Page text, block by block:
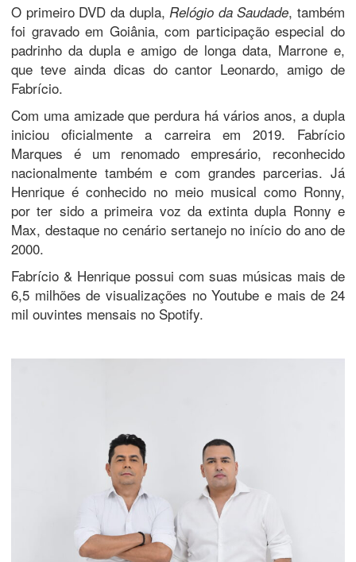
O primeiro DVD da dupla, Relógio da Saudade, também
foi gravado em Goiânia, com participação especial do
padrinho da dupla e amigo de longa data, Marrone e,
que teve ainda dicas do cantor Leonardo, amigo de
Fabrício.
Com uma amizade que perdura há vários anos, a dupla
iniciou oficialmente a carreira em 2019. Fabrício
Marques é um renomado empresário, reconhecido
nacionalmente também e com grandes parcerias. Já
Henrique é conhecido no meio musical como Ronny,
por ter sido a primeira voz da extinta dupla Ronny e
Max, destaque no cenário sertanejo no início do ano de
2000.
Fabrício & Henrique possui com suas músicas mais de
6,5 milhões de visualizações no Youtube e mais de 24
mil ouvintes mensais no Spotify.